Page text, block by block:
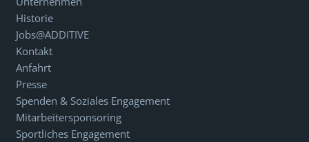
Historie
Jobs@ADDITIVE
Kontakt
Anfahrt
Presse
Spenden & Soziales Engagement
Mitarbeitersponsoring
Sportliches Engagement